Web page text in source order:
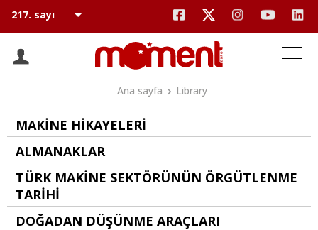
Ana sayfa Library
MAKİNE HİKAYELERİ
ALMANAKLAR
TÜRK MAKİNE SEKTÖRÜNÜN ÖRGÜTLENME
TARİHİ
DOĞADAN DÜŞÜNME ARAÇLARI